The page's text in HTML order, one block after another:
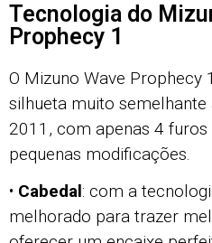
Tecnologia do
Prophecy 1
O Mizuno Wave Prophecy
silhueta muito
2011, com apenas 4
pequenas modificações.
• Cabedal: com a
melhorado para trazer